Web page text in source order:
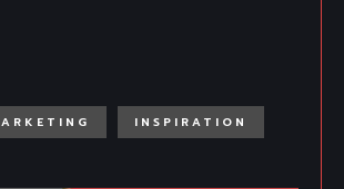
INSPIRATION